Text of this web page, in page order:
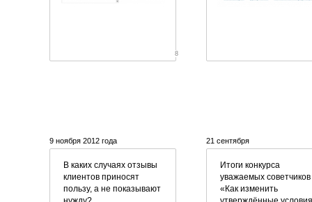
8
9 ноября 2012 года
В каких случаях отзывы
клиентов приносят
пользу, а не показывают
21 сентября
Итоги конкурса
уважаемых советчиков
«Как изменить